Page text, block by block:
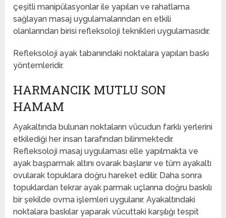
çeşitli manipülasyonlar ile yapılan ve rahatlama
sağlayan masaj uygulamalarından en etkili
olanlarından birisi refleksoloji teknikleri uygulamasıdır.
Refleksoloji ayak tabanındaki noktalara yapılan baskı
yöntemleridir.
HARMANCIK MUTLU SON
HAMAM
Ayakaltında bulunan noktaların vücudun farklı yerlerini
etkilediği her insan tarafından bilinmektedir.
Refleksoloji masaj uygulaması elle yapılmakta ve
ayak başparmak altını ovarak başlanır ve tüm ayakaltı
ovularak topuklara doğru hareket edilir. Daha sonra
topuklardan tekrar ayak parmak uçlarına doğru baskılı
bir şekilde ovma işlemleri uygulanır. Ayakaltındaki
noktalara baskılar yaparak vücuttaki karşılığı tespit